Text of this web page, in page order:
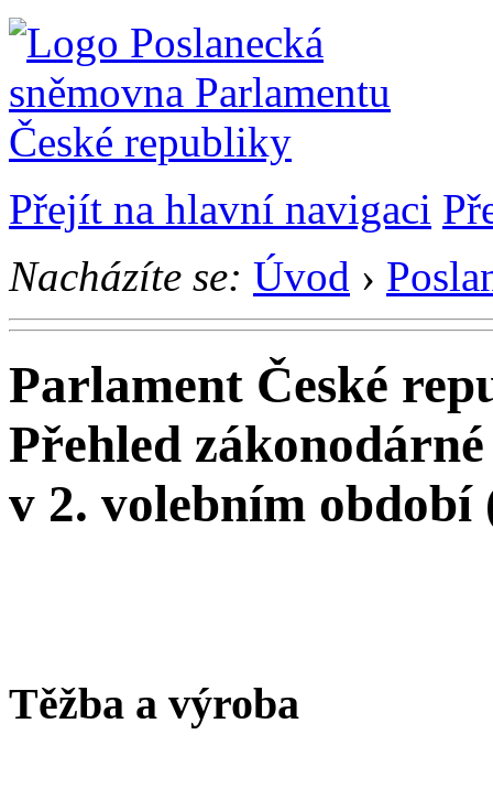
Přejít na hlavní navigaci
Nacházíte se: Úvod ›
Parlament České
Přehled
v 2. volebním období
Těžba a výroba